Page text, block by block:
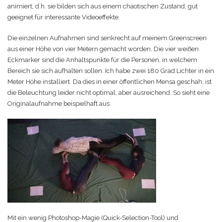
animiert, d.h. sie bilden sich aus einem chaotischen Zustand, gut
geeignet für interessante Videoeffekte.
Die einzelnen Aufnahmen sind senkrecht auf meinem Greenscreen
aus einer Höhe von vier Metern gemacht worden. Die vier weißen
Eckmarker sind die Anhaltspunkte für die Personen, in welchem
Bereich sie sich aufhalten sollen. Ich habe zwei 180 Grad Lichter in ein
Meter Höhe installiert. Da dies in einer öffentlichen Mensa geschah, ist
die Beleuchtung leider nicht optimal, aber ausreichend. So sieht eine
Originalaufnahme beispielhaft aus:
Mit ein wenig Photoshop-Magie (Quick-Selection-Tool) und